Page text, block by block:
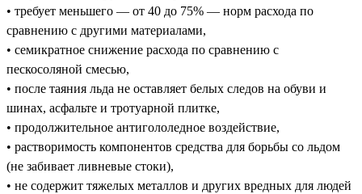
• требует меньшего — от 40 до 75% — норм расхода по
сравнению с другими материалами,
• семикратное снижение расхода по сравнению с
пескосоляной смесью,
• после таяния льда не оставляет белых следов на обуви и
шинах, асфальте и тротуарной плитке,
• продолжительное антигололедное воздействие,
• растворимость компонентов средства для борьбы со льдом
(не забивает ливневые стоки),
• не содержит тяжелых металлов и других вредных для людей